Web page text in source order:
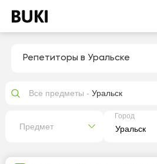
Репетиторы в Уральске
Все предметы - Уральск
Предмет
Город